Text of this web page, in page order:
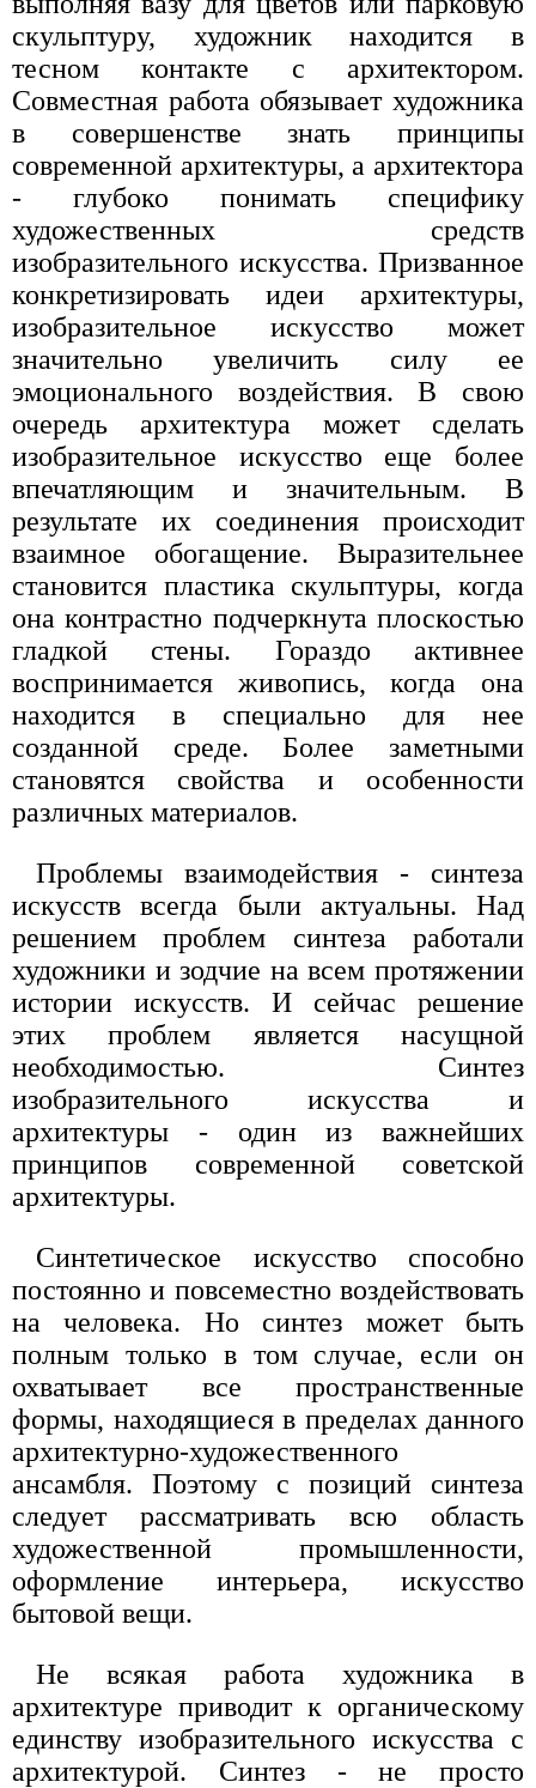
скульптуру, художник находится в
тесном контакте с архитектором.
Совместная работа обязывает художника
в совершенстве знать принципы
современной архитектуры, а архитектора
- глубоко понимать специфику
художественных средств
изобразительного искусства. Призванное
конкретизировать идеи архитектуры,
изобразительное искусство может
значительно увеличить силу ее
эмоционального воздействия. В свою
очередь архитектура может сделать
изобразительное искусство еще более
впечатляющим и значительным. В
результате их соединения происходит
взаимное обогащение. Выразительнее
становится пластика скульптуры, когда
она контрастно подчеркнута плоскостью
гладкой стены. Гораздо активнее
воспринимается живопись, когда она
находится в специально для нее
созданной среде. Более заметными
становятся свойства и особенности
различных материалов.
Проблемы взаимодействия - синтеза
искусств всегда были актуальны. Над
решением проблем синтеза работали
художники и зодчие на всем протяжении
истории искусств. И сейчас решение
этих проблем является насущной
необходимостью. Синтез
изобразительного искусства и
архитектуры - один из важнейших
принципов современной советской
архитектуры.
Синтетическое искусство способно
постоянно и повсеместно воздействовать
на человека. Но синтез может быть
полным только в том случае, если он
охватывает все пространственные
формы, находящиеся в пределах данного
архитектурно-художественного
ансамбля. Поэтому с позиций синтеза
следует рассматривать всю область
художественной промышленности,
оформление интерьера, искусство
бытовой вещи.
Не всякая работа художника в
архитектуре приводит к органическому
единству изобразительного искусства с
архитектурой. Синтез - не просто